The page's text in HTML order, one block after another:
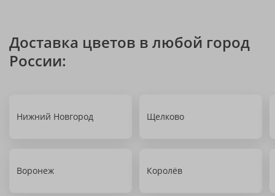
Доставка цветов в любой город
России:
Нижний Новгород Щелково
Воронеж Королёв